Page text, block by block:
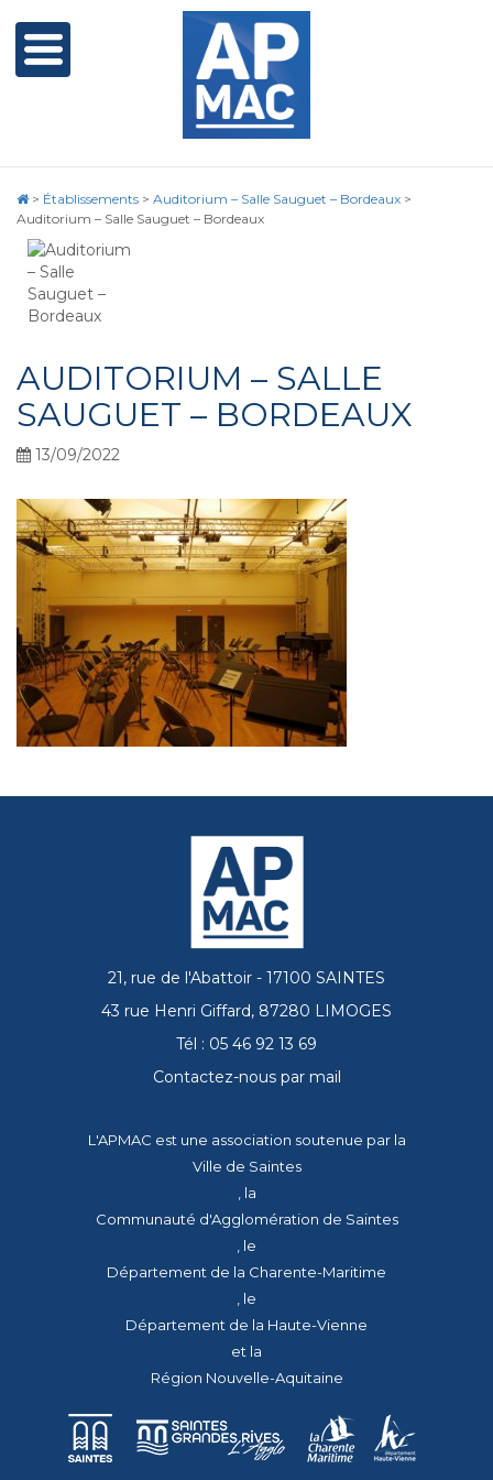
> Établissements > Auditorium – Salle Sauguet – Bordeaux >
Auditorium – Salle Sauguet – Bordeaux
AUDITORIUM – SALLE
SAUGUET – BORDEAUX
13/09/2022
21, rue de l'Abattoir - 17100 SAINTES
43 rue Henri Giffard, 87280 LIMOGES
Tél : 05 46 92 13 69
Contactez-nous par mail
L'APMAC est une association soutenue par la
Ville de Saintes
, la
Communauté d'Agglomération de Saintes
, le
Département de la Charente-Maritime
, le
Département de la Haute-Vienne
et la
Région Nouvelle-Aquitaine